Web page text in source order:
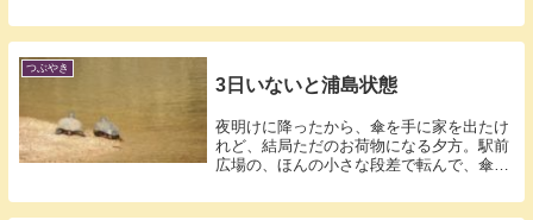
つぶやき
3日いないと浦島状態
夜明けに降ったから、傘を手に家を出たけ
れど、結局ただのお荷物になる夕方。駅前
広場の、ほんの小さな段差で転んで、傘と